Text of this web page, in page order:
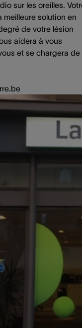
sur les oreilles.
solution en
de votre lésion
aidera à vous
et se chargera de